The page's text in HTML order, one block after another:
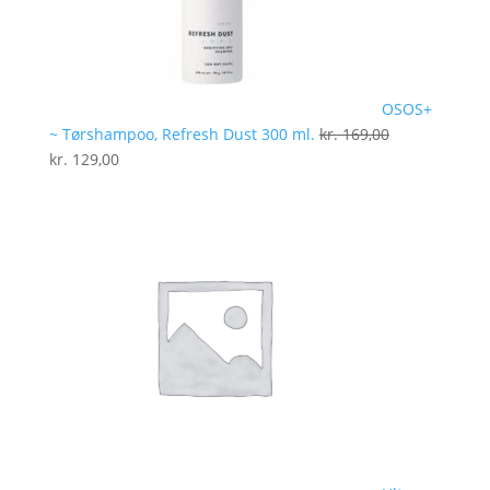
OSOS+
~ Tørshampoo, Refresh Dust 300 ml. kr.169,00
Den
kr. 129,00Den